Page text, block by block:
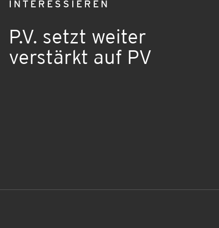
INTERESSIEREN
P.V. setzt weiter
verstärkt auf PV